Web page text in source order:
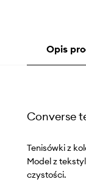
Opis
Converse
Tenisówki z
Model z
czystości.